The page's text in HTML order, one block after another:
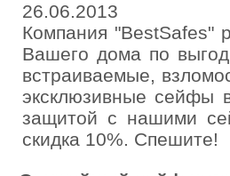
26.06.2013
Компания "BestSafes"
Вашего дома по
встраиваемые,
эксклюзивные сейфы
защитой с нашими
скидка 10%. Спешите!